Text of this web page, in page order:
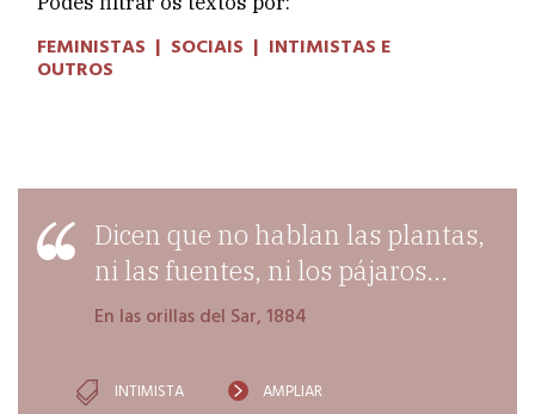
FEMINISTAS | SOCIAIS | INTIMISTAS E
OUTROS
Dicen que no hablan las plantas,
ni las fuentes, ni los pájaros...
En las orillas del Sar, 1884
INTIMISTA AMPLIAR